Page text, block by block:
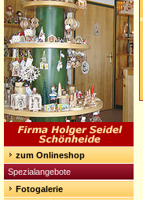
zum Onlineshop
Spezialangebote
Fotogalerie